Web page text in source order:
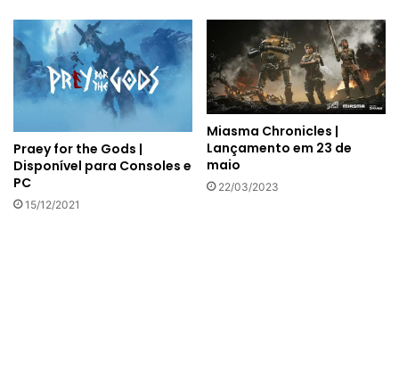
Praey for the Gods |
Disponível para Consoles e
PC
15/12/2021
Miasma Chronicles |
Lançamento em 23 de
maio
22/03/2023